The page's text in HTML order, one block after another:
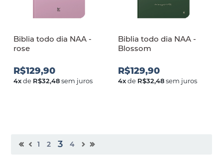
Biblia todo dia NAA -
rose
R$129,90
4xde R$32,48sem juros
Biblia todo dia NAA -
Blossom
R$129,90
4xde R$32,48sem juros
1 2 3 4